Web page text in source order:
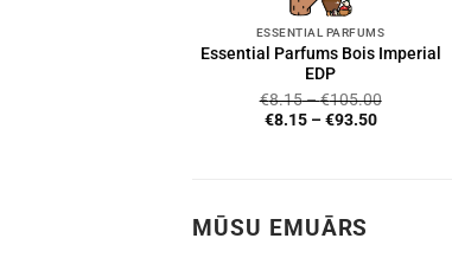
ESSENTIAL PARFUMS
Essential Parfums Bois Imperial
EDP
€8.15–€105.00
€8.15–€93.50
MŪSU EMUĀRS